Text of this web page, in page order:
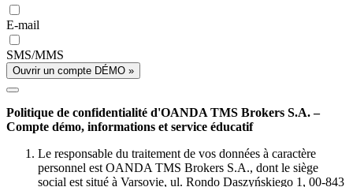
E-mail
SMS/MMS
Ouvrir un compte DÉMO »
Politique de confidentialité d'OANDA TMS Brokers S.A. –
Compte démo, informations et service éducatif
Le responsable du traitement de vos données à caractère
personnel est OANDA TMS Brokers S.A., dont le siège
social est situé à Varsovie, ul. Rondo Daszyńskiego 1, 00-843